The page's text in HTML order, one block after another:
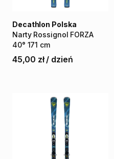
Narty Rossignol FORZA
40° 171 cm
Decathlon Polska
45,00 zł / dzień